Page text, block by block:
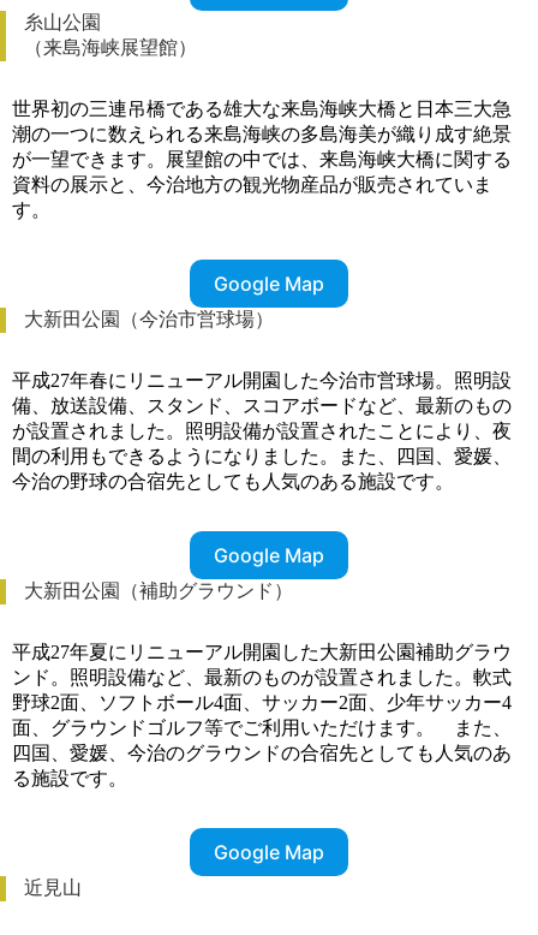
糸山公園
（来島海峡展望館）
世界初の三連吊橋である雄大な来島海峡大橋と日本三大急
潮の一つに数えられる来島海峡の多島海美が織り成す絶景
が一望できます。展望館の中では、来島海峡大橋に関する
資料の展示と、今治地方の観光物産品が販売されていま
す。
Google Map
大新田公園（今治市営球場）
平成27年春にリニューアル開園した今治市営球場。照明設
備、放送設備、スタンド、スコアボードなど、最新のもの
が設置されました。照明設備が設置されたことにより、夜
間の利用もできるようになりました。また、四国、愛媛、
今治の野球の合宿先としても人気のある施設です。
Google Map
大新田公園（補助グラウンド）
平成27年夏にリニューアル開園した大新田公園補助グラウ
ンド。照明設備など、最新のものが設置されました。軟式
野球2面、ソフトボール4面、サッカー2面、少年サッカー4
面、グラウンドゴルフ等でご利用いただけます。 また、
四国、愛媛、今治のグラウンドの合宿先としても人気のあ
る施設です。
Google Map
近見山